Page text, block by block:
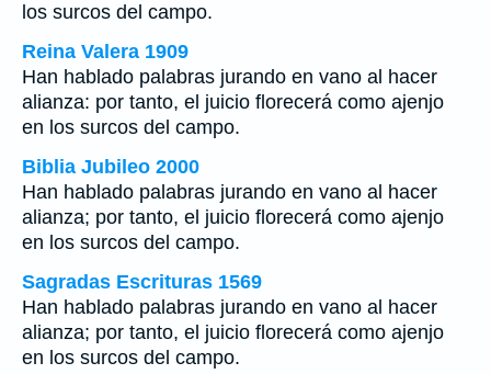
los surcos del campo.
Reina Valera 1909
Han hablado palabras jurando en vano al hacer
alianza: por tanto, el juicio florecerá como ajenjo
en los surcos del campo.
Biblia Jubileo 2000
Han hablado palabras jurando en vano al hacer
alianza; por tanto, el juicio florecerá como ajenjo
en los surcos del campo.
Sagradas Escrituras 1569
Han hablado palabras jurando en vano al hacer
alianza; por tanto, el juicio florecerá como ajenjo
en los surcos del campo.